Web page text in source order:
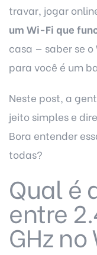
travar, jogar
um Wi-Fi que
casa — saber se o
para você é um
Neste post, a
jeito simples e
Bora entender
todas?
Qual é
entre
GHz